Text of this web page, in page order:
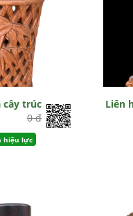
cây trúc
0 đ
hiệu lực
Liên